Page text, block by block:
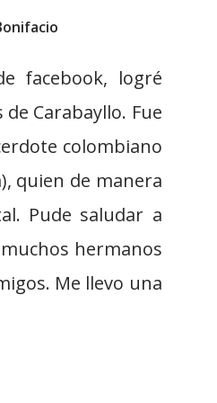
facebook, logré
Carabayllo. Fue
colombiano
quien de manera
Pude saludar a
hermanos
Me llevo una